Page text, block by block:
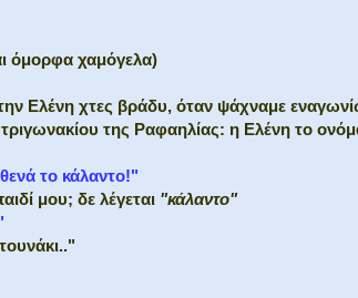
όμορφα χαμόγελα)
Ελένη χτες βράδυ, όταν ψάχναμε
της Ραφαηλίας: η Ελένη το
το κάλαντο!"
μου; δε λέγεται "κάλαντο"